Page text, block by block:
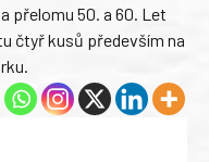
přelomu 50. a 60. Let
čtyř kusů především na